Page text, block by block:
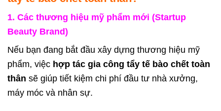
1. Các thương hiệu mỹ phẩm mới (Startup
Beauty Brand)
Nếu bạn đang bắt đầu xây dựng thương hiệu mỹ
phẩm, việc hợp tác gia công tẩy tế bào chết toàn
thân sẽ giúp tiết kiệm chi phí đầu tư nhà xưởng,
máy móc và nhân sự.